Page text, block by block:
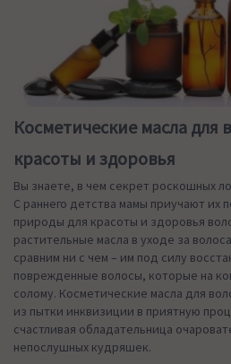
Косметические масла для
красоты и здоровья
Вы знаете, в чем секрет роскошных
С раннего детства мамы приучают их
природы для красоты и здоровья
растительные масла в уходе за
сравним ни с чем – им под силу
поврежденные волосы, которые на
солому. Косметические масла для
из пытки инквизиции в приятную
счастливая обладательница
непослушных кудряшек.